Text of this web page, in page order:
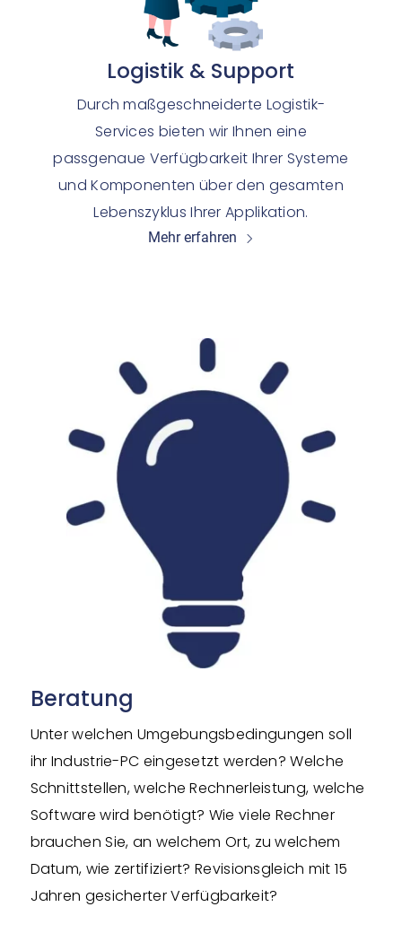
Logistik & Support
Durch maßgeschneiderte Logistik-
Services bieten wir Ihnen eine
passgenaue Verfügbarkeit Ihrer Systeme
und Komponenten über den gesamten
Lebenszyklus Ihrer Applikation.
Mehr erfahren
Beratung
Unter welchen Umgebungsbedingungen soll
ihr Industrie-PC eingesetzt werden? Welche
Schnittstellen, welche Rechnerleistung, welche
Software wird benötigt? Wie viele Rechner
brauchen Sie, an welchem Ort, zu welchem
Datum, wie zertifiziert? Revisionsgleich mit 15
Jahren gesicherter Verfügbarkeit?